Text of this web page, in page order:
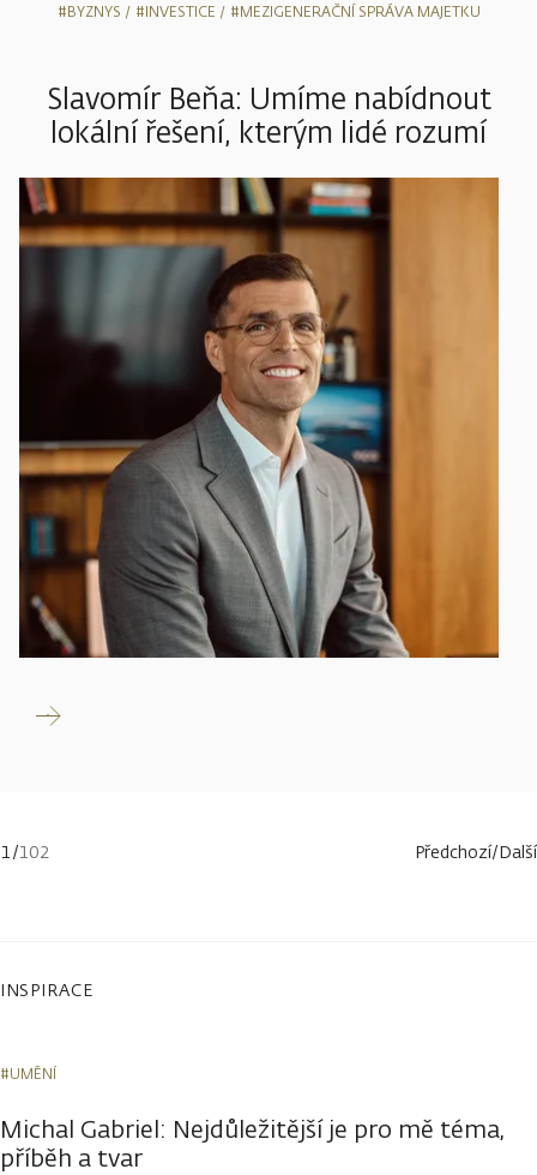
#BYZNYS #INVESTICE #MEZIGENERAČNÍ SPRÁVA MAJETKU
Slavomír Beňa: Umíme nabídnout
lokální řešení, kterým lidé rozumí
Číst
1/102 Předchozí/Další
INSPIRACE
#UMĚNÍ
Michal Gabriel: Nejdůležitější je pro mě téma,
příběh a tvar